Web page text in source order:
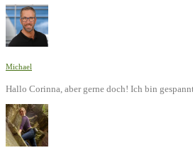
Michael
Hallo Corinna, aber gerne doch! Ich bin